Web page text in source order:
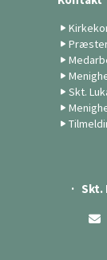
Skt.
· Skt.
